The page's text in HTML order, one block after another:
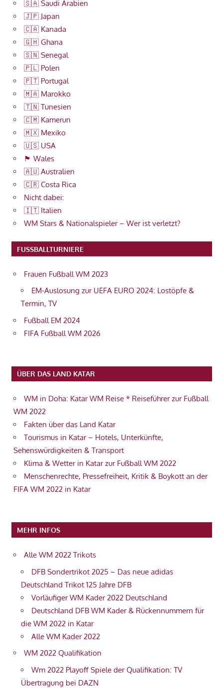
🇸🇦 Saudi Arabien
🇯🇵 Japan
🇨🇦 Kanada
🇬🇭 Ghana
🇸🇳 Senegal
🇵🇱 Polen
🇵🇹 Portugal
🇲🇦 Marokko
🇹🇳 Tunesien
🇨🇲 Kamerun
🇲🇽 Mexiko
🇺🇸 USA
🏴󠁧󠁢󠁷󠁬󠁳󠁿 Wales
🇦🇺 Australien
🇨🇷 Costa Rica
Nicht dabei:
🇮🇹 Italien
WM Stars & Nationalspieler – Wer ist verletzt?
FUSSBALLTURNIERE
Frauen Fußball WM 2023
EM-Auslosung zur UEFA EURO 2024: Lostöpfe &
Termin, TV
Fußball EM 2024
FIFA Fußball WM 2026
ÜBER DAS LAND KATAR
WM in Doha: Katar WM Reise * Reiseführer zur Fußball
WM 2022
Fakten über das Land Katar
Tourismus in Katar – Hotels, Unterkünfte,
Sehenswürdigkeiten & Transport
Klima & Wetter in Katar zur Fußball WM 2022
Menschenrechte, Pressefreiheit, Kritik & Boykott an der
FIFA WM 2022 in Katar
MEHR INFOS
Alle WM 2022 Trikots
DFB Sondertrikot 2025 – Das neue adidas
Deutschland Trikot 125 Jahre DFB
Vorläufiger WM Kader 2022 Deutschland
Deutschland DFB WM Kader & Rückennummern für
die WM 2022 in Katar
Alle WM Kader 2022
WM 2022 Qualifikation
Wm 2022 Playoff Spiele der Qualifikation: TV
Übertragung bei DAZN